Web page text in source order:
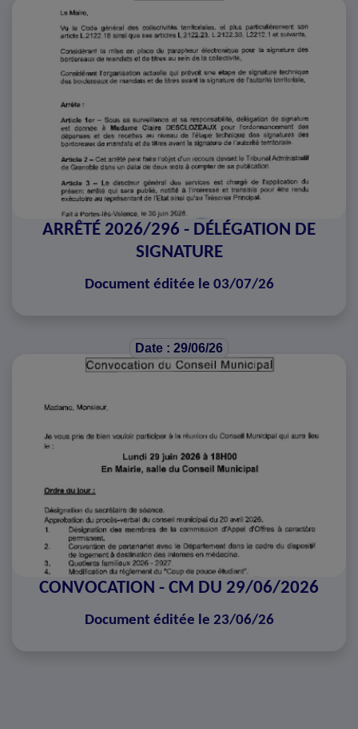
ARRÊTÉ 2026/296 - DÉLÉGATION DE
SIGNATURE
Document éditée le 03/07/26
Date : 29/06/26
CONVOCATION - CM DU 29/06/2026
Document éditée le 23/06/26